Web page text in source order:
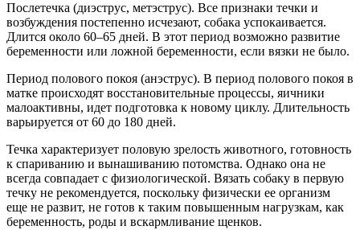
Послетечка (диэструс, метэструс). Все признаки течки и
возбуждения постепенно исчезают, собака успокаивается.
Длится около 60–65 дней. В этот период возможно развитие
беременности или ложной беременности, если вязки не было.
Период полового покоя (анэструс). В период полового покоя в
матке происходят восстановительные процессы, яичники
малоактивны, идет подготовка к новому циклу. Длительность
варьируется от 60 до 180 дней.
Течка характеризует половую зрелость животного, готовность
к спариванию и вынашиванию потомства. Однако она не
всегда совпадает с физиологической. Вязать собаку в первую
течку не рекомендуется, поскольку физически ее организм
еще не развит, не готов к таким повышенным нагрузкам, как
беременность, роды и вскармливание щенков.